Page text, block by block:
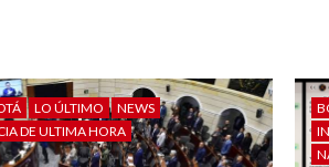
LO ÚLTIMO
NEWS
DE ULTIMA HORA